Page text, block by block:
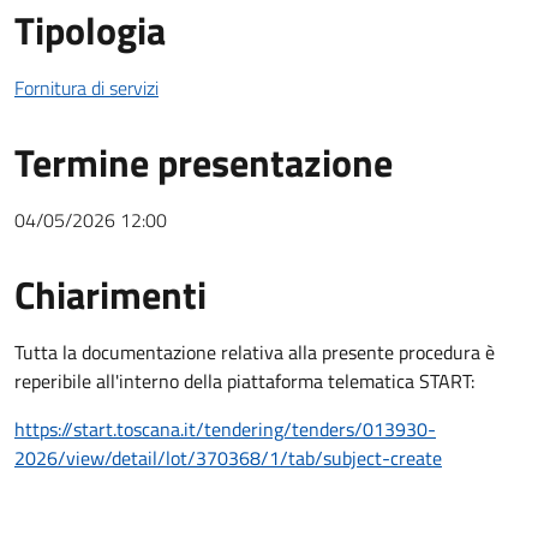
Tipologia
Fornitura di servizi
Termine presentazione
04/05/2026 12:00
Chiarimenti
Chiarimenti
Tutta la documentazione relativa alla presente procedura è
reperibile all'interno della piattaforma telematica START:
https://start.toscana.it/tendering/tenders/013930-
2026/view/detail/lot/370368/1/tab/subject-create